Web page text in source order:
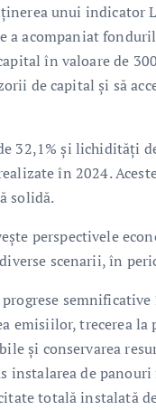
unui indicator
a acompaniat
în valoare de
de capital și să
32,1% și lichidități
în 2024.
solidă.
perspectivele
scenarii, în
emisiilor, trecerea la
și conservarea
instalarea de
totală instalată